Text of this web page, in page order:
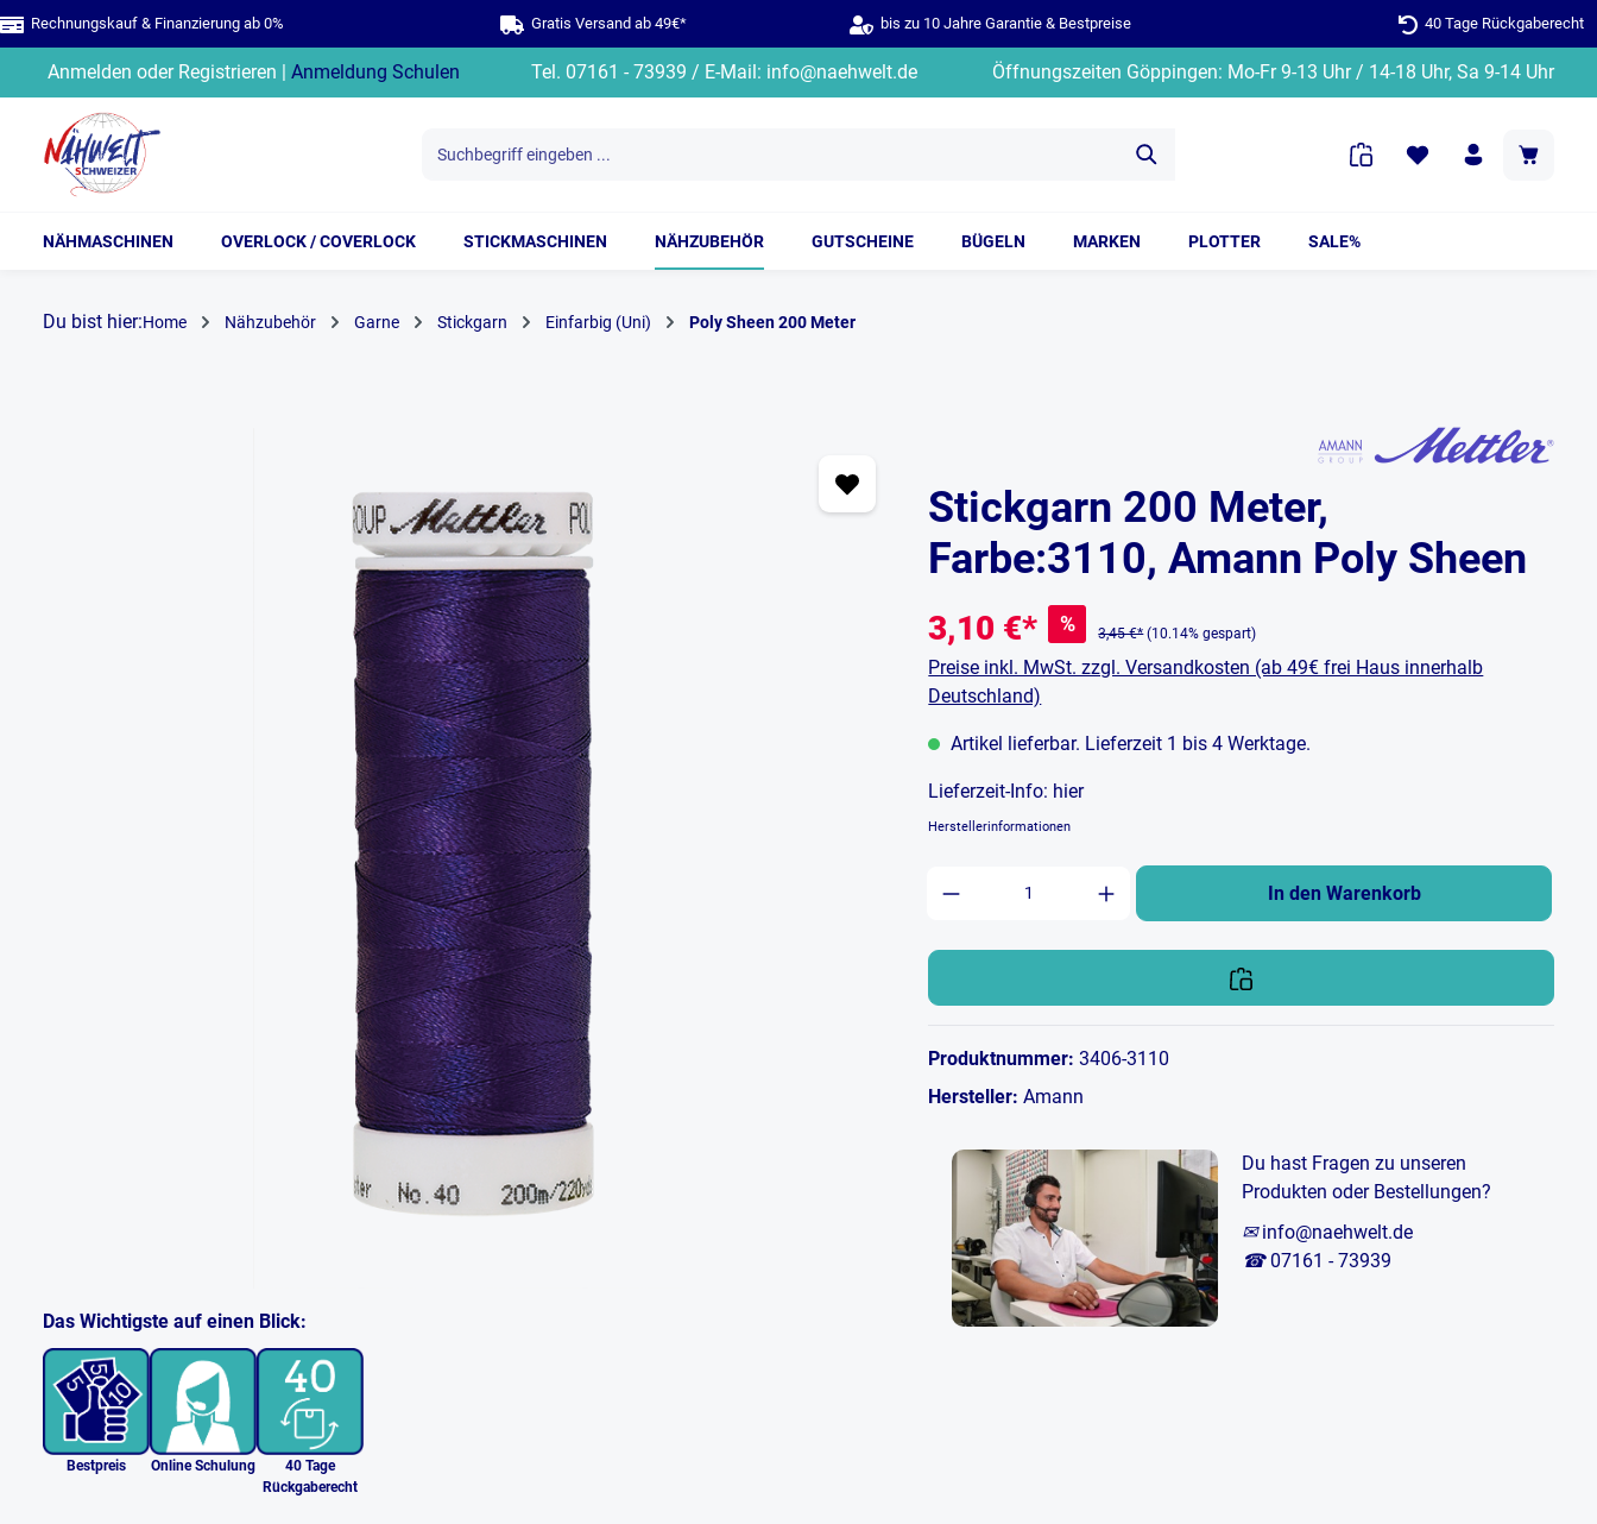
Zur Hauptnavigation springen
Rechnungskauf & Finanzierung ab 0% Gratis Versand ab 49€* bis zu 10 Jahre Garantie & Bestpreise 40 Tage Rückgaberecht
Anmelden oder Registrieren | Anmeldung Schulen Tel. 07161 - 73939 / E-Mail: info@naehwelt.de Öffnungszeiten Göppingen: Mo-Fr 9-13 Uhr / 14-18 Uhr, Sa 9-14 Uhr
NÄHMASCHINEN OVERLOCK / COVERLOCK STICKMASCHINEN NÄHZUBEHÖR GUTSCHEINE BÜGELN MARKEN PLOTTER SALE%
Du bist hier:Home Nähzubehör Garne Stickgarn Einfarbig (Uni) Poly Sheen 200 Meter
Das Wichtigste auf einen Blick:
Bestpreis Online Schulung
40 Tage
Rückgaberecht
Stickgarn 200 Meter,
Farbe:3110, Amann Poly Sheen
3,10 €* % 3,45 €* (10.14% gespart)
Preise inkl. MwSt. zzgl. Versandkosten (ab 49€ frei Haus innerhalb
Deutschland)
Artikel lieferbar. Lieferzeit 1 bis 4 Werktage.
Lieferzeit-Info: hier
Herstellerinformationen
Produkt Anzahl: Gib den gewünschten Wert ein
In den Warenkorb
Produktnummer:3406-3110
Hersteller:Amann
Du hast Fragen zu unseren
Produkten oder Bestellungen?
✉ info@naehwelt.de
☎ 07161 - 73939